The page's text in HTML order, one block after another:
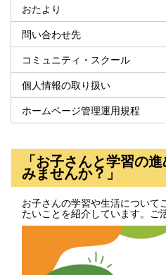
おたより
問い合わせ先
コミュニティ・スクール
個人情報の取り扱い
ホームページ管理運用規程
「お子さんと学習の
みませんか？」
お子さんの学習や生活について
たいことを紹介しています。ご